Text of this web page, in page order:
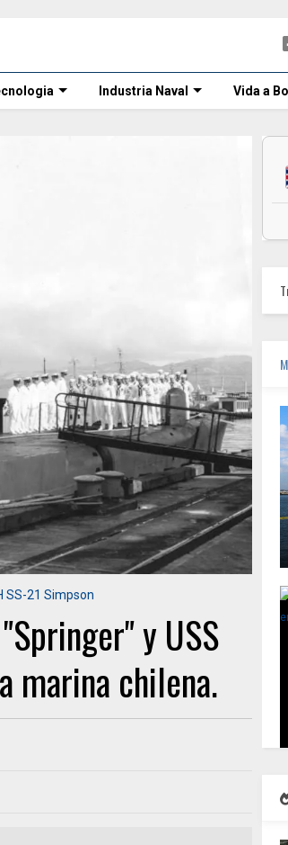
Industria Naval Vida a
SS-21 Simpson
y USS
marina chilena.